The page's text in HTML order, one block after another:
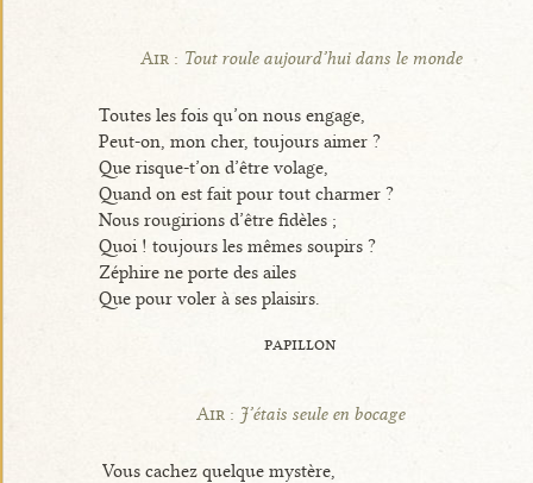
Air : Tout roule aujourd’hui dans le monde
Toutes les fois qu’on nous engage,
Peut-on, mon cher, toujours aimer ?
Que risque-t’on d’être volage,
Quand on est fait pour tout charmer ?
Nous rougirions d’être fidèles ;
Quoi ! toujours les mêmes soupirs ?
Zéphire ne porte des ailes
Que pour voler à ses plaisirs.
papillon
Air : J’étais seule en bocage
Vous cachez quelque mystère,